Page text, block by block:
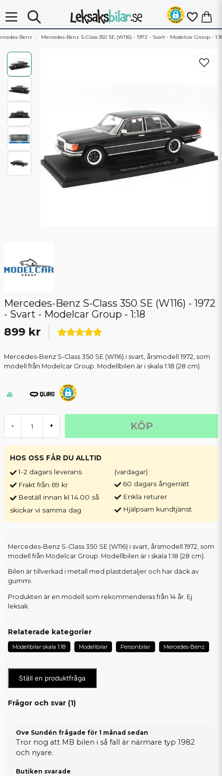
Benz Mercedes-Benz S-Class 350 SE (W116) - 1972 - Svart - Modelcar Group -
Mercedes-Benz S-Class 350 SE (W116) - 1972
- Svart - Modelcar Group - 1:18
899 kr
Mercedes-Benz S-Class 350 SE (W116) i svart, årsmodell 1972, som
modell från Modelcar Group. Modellbilen är i skala 1:18 (28 cm).
- + KÖP
HOS OSS FÅR DU ALLTID
1-2 dagars leverans
Frakt från 69 kr
Beställ innan kl 14.00 så
skickar vi samma dag
(vardagar)
60 dagars ångerrätt
Enkla returer
Hjälpsam kundtjänst
Mercedes-Benz S-Class 350 SE (W116) i svart, årsmodell 1972, som
modell från Modelcar Group. Modellbilen är i skala 1:18 (28 cm).
Bilen är tillverkad i metall med plastdetaljer och har däck av
gummi.
Produkten är en modell som rekommenderas från 14 år. Ej
leksak.
Relaterade kategorier
Modellbilar skala 1:18 Modellbilar Personbilar Mercedes-Benz
Ställ en produktfråga
Frågor och svar (1)
Ove Sundén frågade för 1 månad sedan
Tror nog att MB bilen i så fall är närmare typ 1982
och nyare.
Butiken svarade